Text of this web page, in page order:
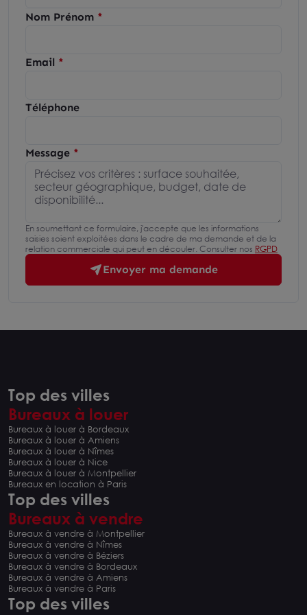
Nom Prénom
Email
Téléphone
Message
En soumettant ce formulaire, j'accepte que les informations
saisies soient exploitées dans le cadre de ma demande et de la
relation commerciale qui peut en découler. Consulter nos RGPD
Envoyer ma demande
Top des villes
Bureaux à louer
Bureaux à louer à Bordeaux
Bureaux à louer à Amiens
Bureaux à louer à Nîmes
Bureaux à louer à Nice
Bureaux à louer à Montpellier
Bureaux en location à Paris
Top des villes
Bureaux à vendre
Bureaux à vendre à Montpellier
Bureaux à vendre à Nîmes
Bureaux à vendre à Béziers
Bureaux à vendre à Bordeaux
Bureaux à vendre à Amiens
Bureaux à vendre à Paris
Top des villes